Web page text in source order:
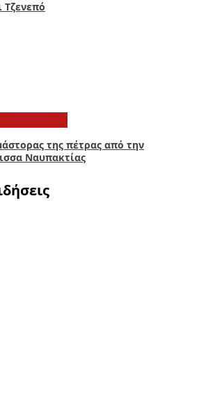
της πέτρας από την
Ναυπακτίας